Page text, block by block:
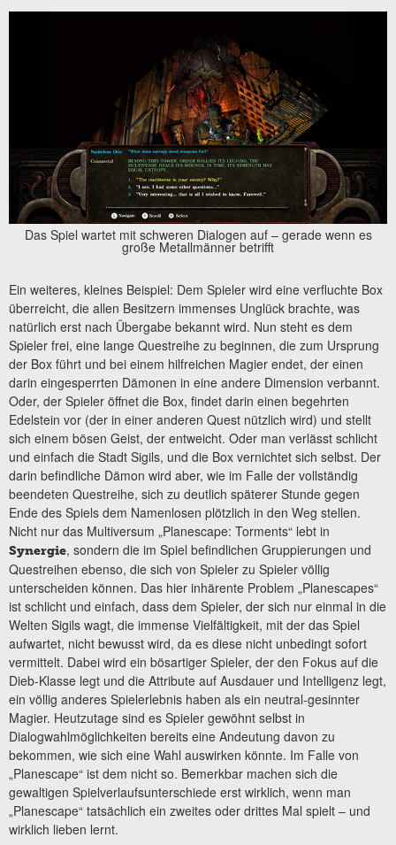
Das Spiel wartet mit schweren Dialogen auf – gerade wenn es
große Metallmänner betrifft
Ein weiteres, kleines Beispiel: Dem Spieler wird eine verfluchte Box
überreicht, die allen Besitzern immenses Unglück brachte, was
natürlich erst nach Übergabe bekannt wird. Nun steht es dem
Spieler frei, eine lange Questreihe zu beginnen, die zum Ursprung
der Box führt und bei einem hilfreichen Magier endet, der einen
darin eingesperrten Dämonen in eine andere Dimension verbannt.
Oder, der Spieler öffnet die Box, findet darin einen begehrten
Edelstein vor (der in einer anderen Quest nützlich wird) und stellt
sich einem bösen Geist, der entweicht. Oder man verlässt schlicht
und einfach die Stadt Sigils, und die Box vernichtet sich selbst. Der
darin befindliche Dämon wird aber, wie im Falle der vollständig
beendeten Questreihe, sich zu deutlich späterer Stunde gegen
Ende des Spiels dem Namenlosen plötzlich in den Weg stellen.
Nicht nur das Multiversum „Planescape: Torments“ lebt in
Synergie, sondern die im Spiel befindlichen Gruppierungen und
Questreihen ebenso, die sich von Spieler zu Spieler völlig
unterscheiden können. Das hier inhärente Problem „Planescapes“
ist schlicht und einfach, dass dem Spieler, der sich nur einmal in die
Welten Sigils wagt, die immense Vielfältigkeit, mit der das Spiel
aufwartet, nicht bewusst wird, da es diese nicht unbedingt sofort
vermittelt. Dabei wird ein bösartiger Spieler, der den Fokus auf die
Dieb-Klasse legt und die Attribute auf Ausdauer und Intelligenz legt,
ein völlig anderes Spielerlebnis haben als ein neutral-gesinnter
Magier. Heutzutage sind es Spieler gewöhnt selbst in
Dialogwahlmöglichkeiten bereits eine Andeutung davon zu
bekommen, wie sich eine Wahl auswirken könnte. Im Falle von
„Planescape“ ist dem nicht so. Bemerkbar machen sich die
gewaltigen Spielverlaufsunterschiede erst wirklich, wenn man
„Planescape“ tatsächlich ein zweites oder drittes Mal spielt – und
wirklich lieben lernt.